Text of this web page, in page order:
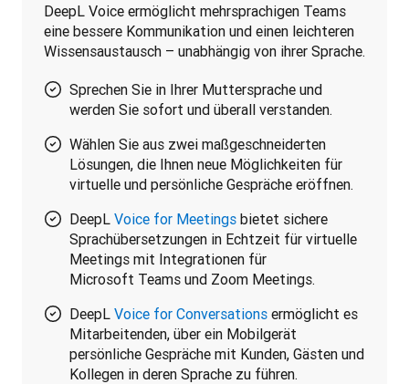
DeepL Voice ermöglicht mehrsprachigen Teams
eine bessere Kommunikation und einen leichteren
Wissensaustausch – unabhängig von ihrer Sprache.
Sprechen Sie in Ihrer Muttersprache und
werden Sie sofort und überall verstanden.
Wählen Sie aus zwei maßgeschneiderten
Lösungen, die Ihnen neue Möglichkeiten für
virtuelle und persönliche Gespräche eröffnen.
DeepL Voice for Meetings bietet sichere
Sprachübersetzungen in Echtzeit für virtuelle
Meetings mit Integrationen für
Microsoft Teams und Zoom Meetings.
DeepL Voice for Conversations ermöglicht es
Mitarbeitenden, über ein Mobilgerät
persönliche Gespräche mit Kunden, Gästen und
Kollegen in deren Sprache zu führen.